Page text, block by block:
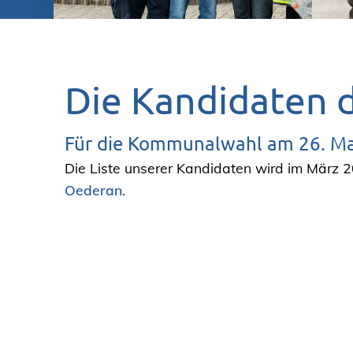
Die Kandidaten
Für die Kommunalwahl am 26.
Die Liste unserer Kandidaten wird im März
Oederan.